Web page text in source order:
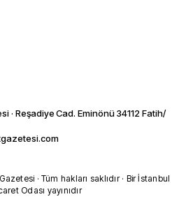
· Reşadiye Cad. Eminönü 34112 Fatih/
· Tüm hakları saklıdır · Bir İstanbul
Odası yayınıdır